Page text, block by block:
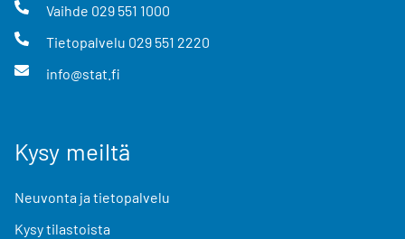
Vaihde 029 551 1000
Tietopalvelu 029 551 2220
info@stat.fi
Kysy meiltä
Neuvonta ja tietopalvelu
Kysy tilastoista